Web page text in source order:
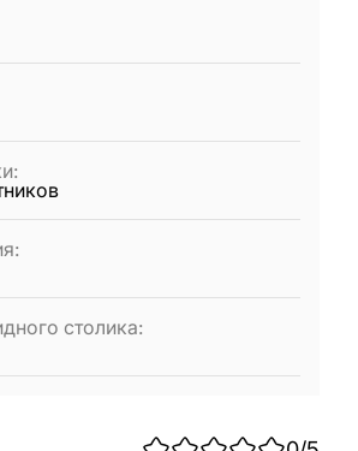
:
:
столика: